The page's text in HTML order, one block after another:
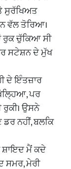
ਸੁਰੱਖਿਅਤ
ਵੱਲ ਤੋਰਿਆ।
ਰੁਕ ਚੁੱਕਿਆ ਸੀ
ਸਟੇਸ਼ਨ ਦੇ ਮੁੱਖ
ਦੇ ਇੰਤਜ਼ਾਰ
ਖੋਲ੍ਹਿਆ, ਪਰ
ਉਸਨੇ
ਨਹੀਂ, ਬਲਕਿ
ਸ਼ਾਇਦ ਮੈਂ ਕਦੇ
ਸਮਰ, ਮੇਰੀ